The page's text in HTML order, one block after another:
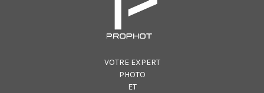
VOTRE EXPERT
PHOTO
ET